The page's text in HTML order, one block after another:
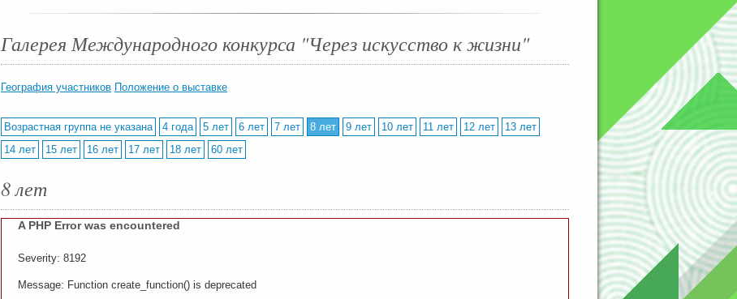
Галерея Международного конкурса "Через искусство к жизни"
География участников Положение о выставке
Возрастная группа не указана 4 года 5 лет 6 лет 7 лет 8 лет 9 лет 10 лет 11 лет 12 лет
13 лет
14 лет
15 лет 16 лет 17 лет 18 лет 60 лет
8 лет
A PHP Error was encountered
Severity: 8192
Message: Function create_function() is deprecated